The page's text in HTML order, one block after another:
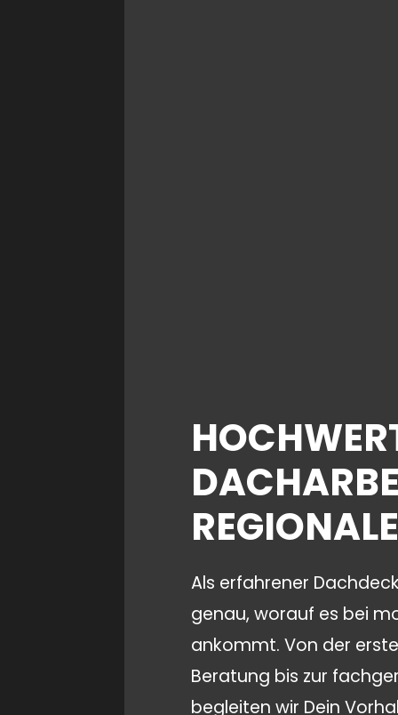
Als erfahrener
genau, worauf es bei
ankommt. Von der
Beratung bis zur
begleiten wir Dein